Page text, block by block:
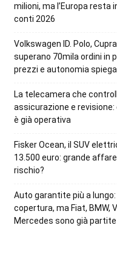
milioni, ma l’Europa resta
conti 2026
Volkswagen ID. Polo,
superano 70mila ordini in
prezzi e autonomia
La telecamera che
assicurazione e
è già operativa
Fisker Ocean, il SUV
13.500 euro: grande
rischio?
Auto garantite più a
copertura, ma Fiat, BMW,
Mercedes sono già partite